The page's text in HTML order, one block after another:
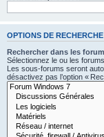
OPTIONS DE RECHERCHE
Rechercher dans les
Sélectionnez le ou les
Les sous-forums seront
désactivez pas l’option «